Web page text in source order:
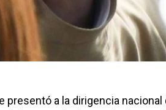
presentó a la dirigencia